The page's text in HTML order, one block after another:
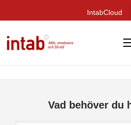
IntabCloud
Vad behöver du